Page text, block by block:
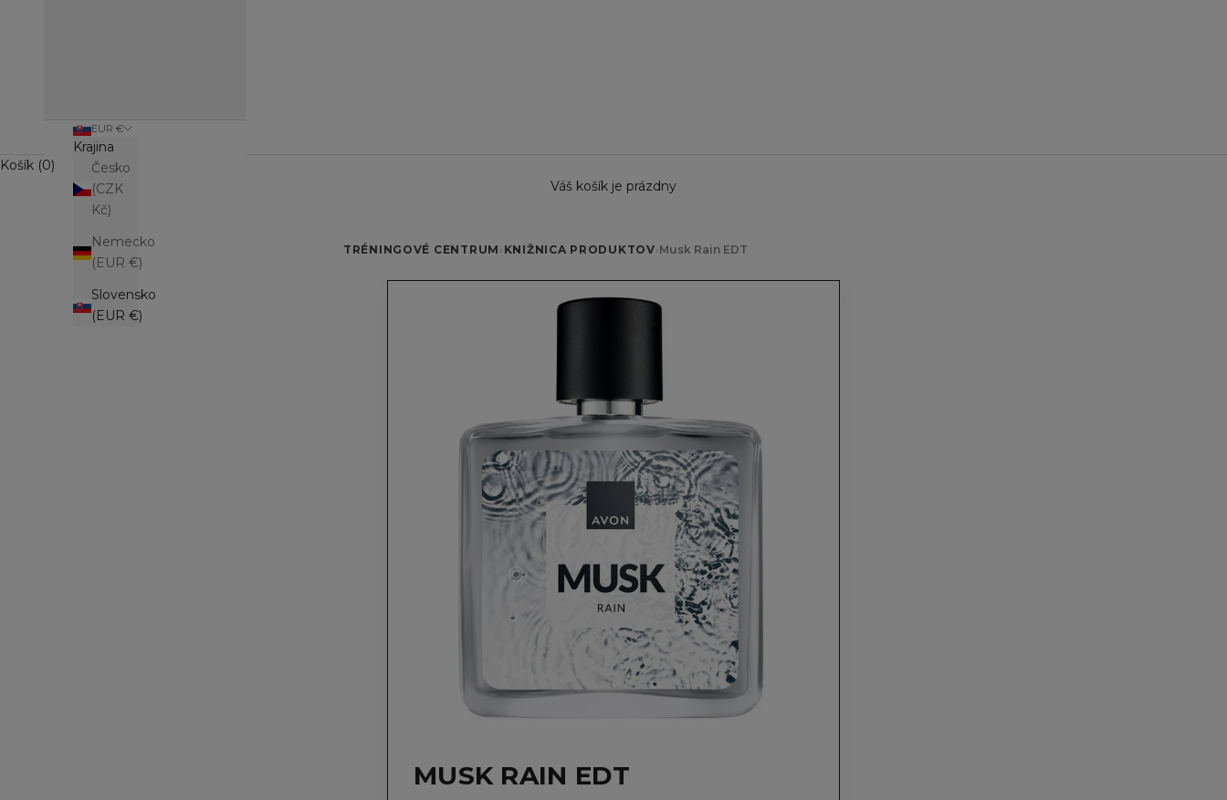
EUR €
Krajina
Česko
(CZK
Kč)
Nemecko
(EUR €)
Slovensko
(EUR €)
Košík (0)
Váš košík je prázdny
TRÉNINGOVÉ CENTRUM › KNIŽNICA PRODUKTOV›Musk Rain EDT
MUSK RAIN EDT